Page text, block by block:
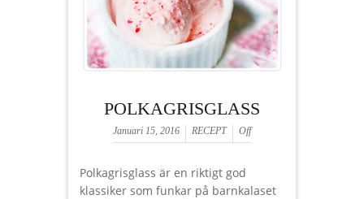
POLKAGRISGLASS
Januari 15, 2016 RECEPT Off
Polkagrisglass är en riktigt god
klassiker som funkar på barnkalaset